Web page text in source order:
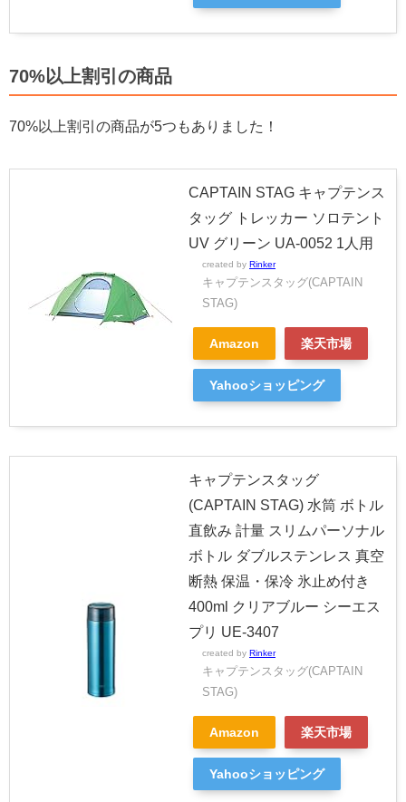
70%以上割引の商品
70%以上割引の商品が5つもありました！
CAPTAIN STAG キャプテンス
タッグ トレッカー ソロテント
UV グリーン UA-0052 1人用
created by Rinker
キャプテンスタッグ(CAPTAIN
STAG)
Amazon 楽天市場
Yahooショッピング
キャプテンスタッグ
(CAPTAIN STAG) 水筒 ボトル
直飲み 計量 スリムパーソナル
ボトル ダブルステンレス 真空
断熱 保温・保冷 氷止め付き
400ml クリアブルー シーエス
プリ UE-3407
created by Rinker
キャプテンスタッグ(CAPTAIN
STAG)
Amazon 楽天市場
Yahooショッピング